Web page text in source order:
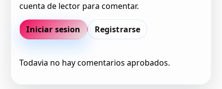
cuenta de lector para comentar.
Iniciar sesion Registrarse
Todavia no hay comentarios aprobados.